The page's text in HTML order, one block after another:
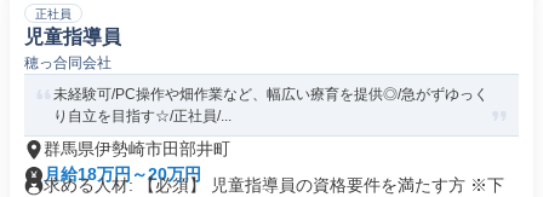
正社員
児童指導員
穂っ合同会社
未経験可/PC操作や畑作業など、幅広い療育を提供◎/急がずゆっく
り自立を目指す☆/正社員/...
群馬県伊勢崎市田部井町
月給18万円～20万円
求める人材: 【必須】 児童指導員の資格要件を満たす方 ※下